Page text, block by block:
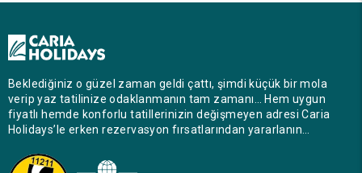
Beklediğiniz o güzel zaman geldi çattı, şimdi küçük bir mola
verip yaz tatilinize odaklanmanın tam zamanı… Hem uygun
fiyatlı hemde konforlu tatillerinizin değişmeyen adresi Caria
Holidays’le erken rezervasyon fırsatlarından yararlanın…